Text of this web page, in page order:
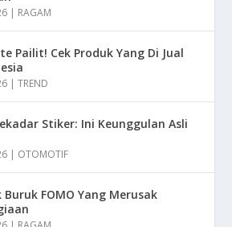
| RAGAM
Pailit! Cek Produk Yang Di Jual
|TREND
Stiker: Ini Keunggulan Asli
| OTOMOTIF
Buruk FOMO Yang Merusak